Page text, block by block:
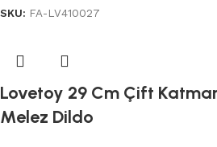
SKU: FA-LV410027
Lovetoy 29 Cm Çift
Melez Dildo